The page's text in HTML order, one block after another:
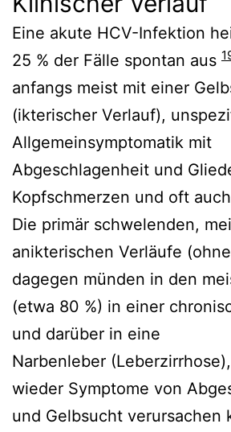
Eine akute HCV-Infektion
25 % der Fälle spontan aus
anfangs meist mit einer
(ikterischer Verlauf),
Allgemeinsymptomatik mit
Abgeschlagenheit und
Kopfschmerzen und oft
Die primär schwelenden,
anikterischen Verläufe
dagegen münden in den
(etwa 80 %) in einer
und darüber in eine
Narbenleber
wieder Symptome von
und Gelbsucht verursachen